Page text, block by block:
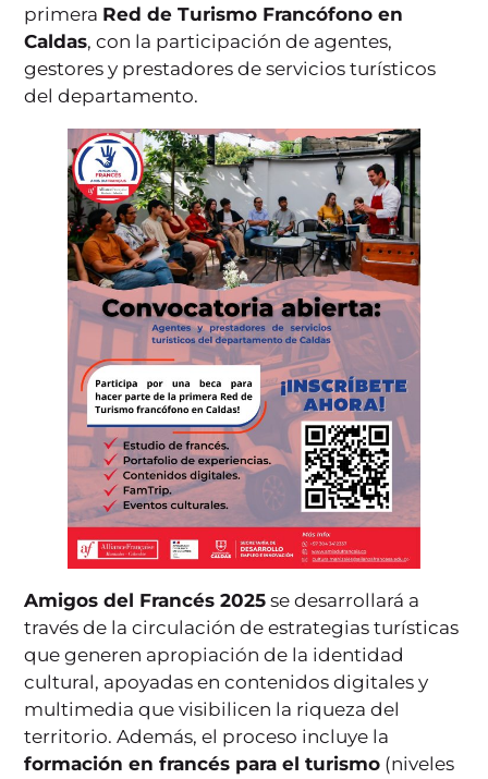
primera Red de Turismo Francófono en
Caldas, con la participación de agentes,
gestores y prestadores de servicios turísticos
del departamento.
Amigos del Francés 2025 se desarrollará a
través de la circulación de estrategias turísticas
que generen apropiación de la identidad
cultural, apoyadas en contenidos digitales y
multimedia que visibilicen la riqueza del
territorio. Además, el proceso incluye la
formación en francés para el turismo (niveles